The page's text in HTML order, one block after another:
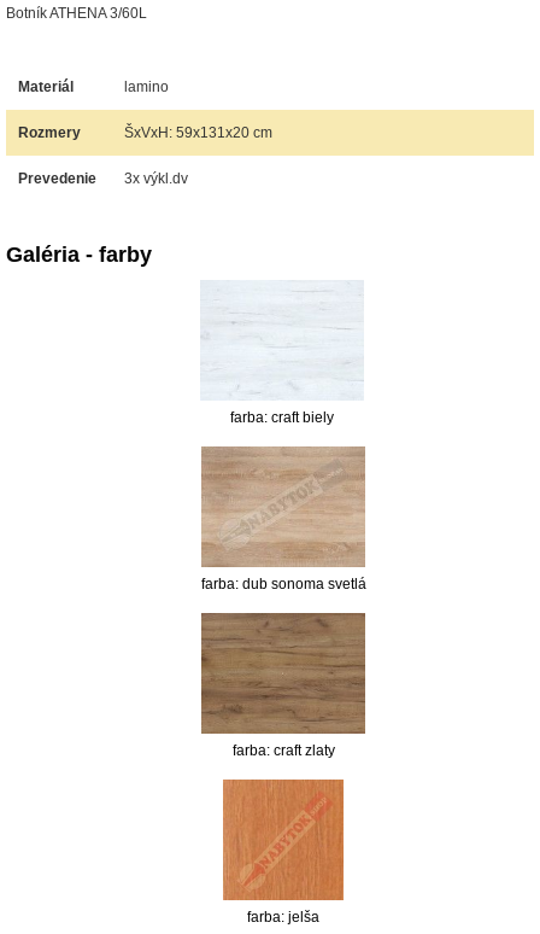
Botník ATHENA 3/60L
Materiál lamino
Rozmery ŠxVxH: 59x131x20 cm
Prevedenie 3x výkl.dv
Galéria - farby
farba: craft biely
farba: dub sonoma svetlá
farba: craft zlaty
farba: jelša